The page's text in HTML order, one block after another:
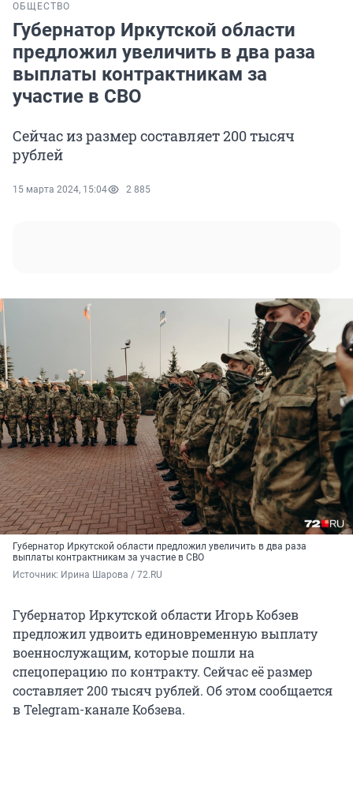
ОБЩЕСТВО
Губернатор Иркутской области
предложил увеличить в два раза
выплаты контрактникам за
участие в СВО
Сейчас из размер составляет 200 тысяч
рублей
15 марта 2024, 15:04 2 885
Губернатор Иркутской области предложил увеличить в два раза
выплаты контрактникам за участие в СВО
Источник: Ирина Шарова / 72.RU
Губернатор Иркутской области Игорь Кобзев
предложил удвоить единовременную выплату
военнослужащим, которые пошли на
спецоперацию по контракту. Сейчас её размер
составляет 200 тысяч рублей. Об этом сообщается
в Telegram-канале Кобзева.